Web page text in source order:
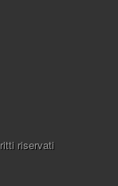
riservati